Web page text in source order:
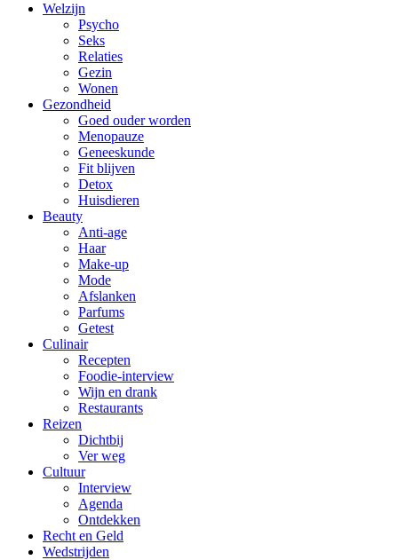
Welzijn
Psycho
Seks
Relaties
Gezin
Wonen
Gezondheid
Goed ouder worden
Menopauze
Geneeskunde
Fit blijven
Detox
Huisdieren
Beauty
Anti-age
Haar
Make-up
Mode
Afslanken
Parfums
Getest
Culinair
Recepten
Foodie-interview
Wijn en drank
Restaurants
Reizen
Dichtbij
Ver weg
Cultuur
Interview
Agenda
Ontdekken
Recht en Geld
Wedstrijden